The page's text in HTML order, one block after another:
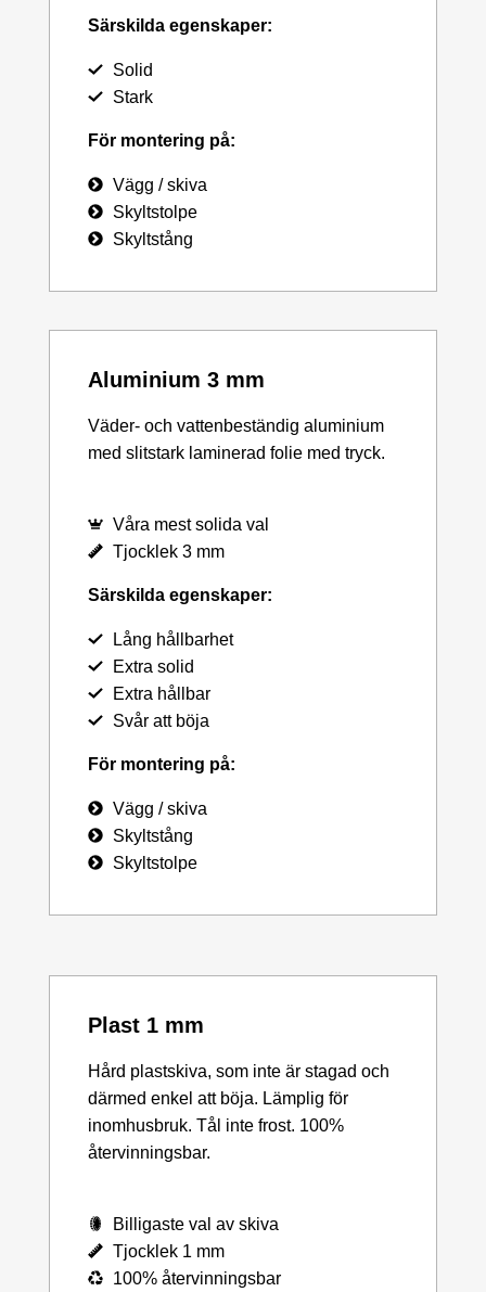
Särskilda egenskaper:
Solid
Stark
För montering på:
Vägg / skiva
Skyltstolpe
Skyltstång
Aluminium 3 mm
Väder- och vattenbeständig aluminium
med slitstark laminerad folie med tryck.
Våra mest solida val
Tjocklek 3 mm
Särskilda egenskaper:
Lång hållbarhet
Extra solid
Extra hållbar
Svår att böja
För montering på:
Vägg / skiva
Skyltstång
Skyltstolpe
Plast 1 mm
Hård plastskiva, som inte är stagad och
därmed enkel att böja. Lämplig för
inomhusbruk. Tål inte frost. 100%
återvinningsbar.
Billigaste val av skiva
Tjocklek 1 mm
100% återvinningsbar